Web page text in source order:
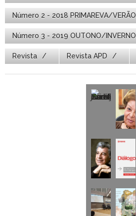
Número 2 - 2018 PRIMAREVA/VERÃO
Número 3 - 2019 OUTONO/INVERNO
Revista Revista APD